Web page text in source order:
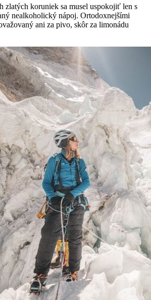
zlatých koruniek sa musel uspokojiť len s
nealkoholický nápoj. Ortodoxnejšími
ani za pivo, skôr za limonádu